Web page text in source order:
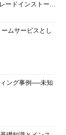
ドインストール
ムサービスとし
ング事例──未知